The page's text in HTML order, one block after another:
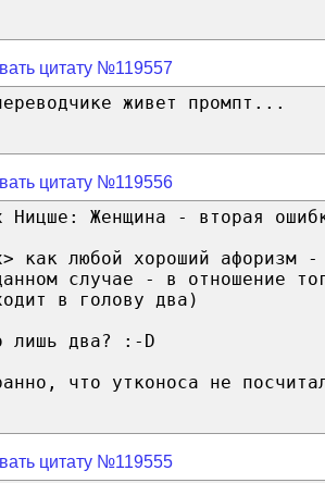
цитату №119557
живет промпт...
цитату №119556
Ницше: Женщина - вторая
как любой хороший афоризм -
случае - в отношение
в голову два)
лишь два? :-D
что утконоса не
цитату №119555